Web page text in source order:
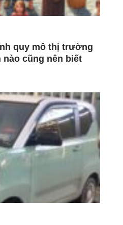
quy mô thị trường
nào cũng nên biết